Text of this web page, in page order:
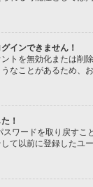
インできません！
トを無効化または削
なことがあるため、
！
ワードを取り戻す
て以前に登録したユ